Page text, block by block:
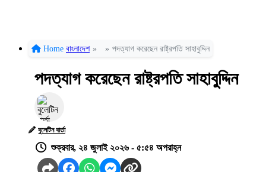
Home বাংলাদেশ » » পদত্যাগ করেছেন রাষ্ট্রপতি সাহাবুদ্দিন
পদত্যাগ করেছেন রাষ্ট্রপতি সাহাবুদ্দিন
বুলেটিন বার্তা
শুক্রবার, ২৪ জুলাই ২০২৬ - ৫:৫৪ অপরাহ্ন